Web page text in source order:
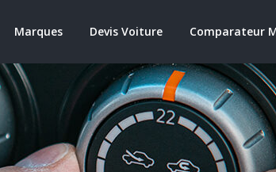
Marques Devis Voiture Comparateur